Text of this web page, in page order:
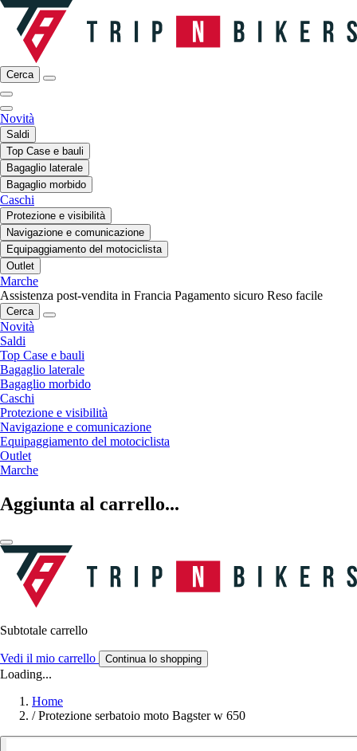
Cerca
Novità
Saldi
Top Case e bauli
Bagaglio laterale
Bagaglio morbido
Caschi
Protezione e visibilità
Navigazione e comunicazione
Equipaggiamento del motociclista
Outlet
Marche
Assistenza post-vendita in Francia Pagamento sicuro Reso facile
Cerca
Novità
Saldi
Top Case e bauli
Bagaglio laterale
Bagaglio morbido
Caschi
Protezione e visibilità
Navigazione e comunicazione
Equipaggiamento del motociclista
Outlet
Marche
Aggiunta al carrello...
Subtotale carrello
Vedi il mio carrello Continua lo shopping
Loading...
Home
/ Protezione serbatoio moto Bagster w 650